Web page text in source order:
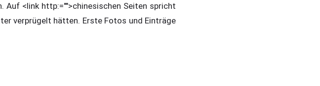
<link http:="">chinesischen Seiten spricht
verprügelt hätten. Erste Fotos und Einträge